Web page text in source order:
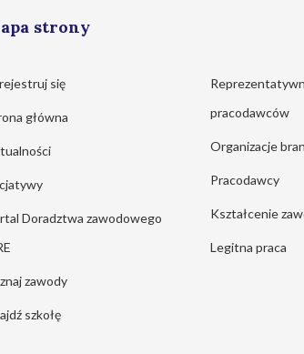
strony
się
główna
Doradztwa zawodowego
zawody
szkołę
pracodawców
Organizacje
Pracodawcy
Kształcenie
Legitna praca